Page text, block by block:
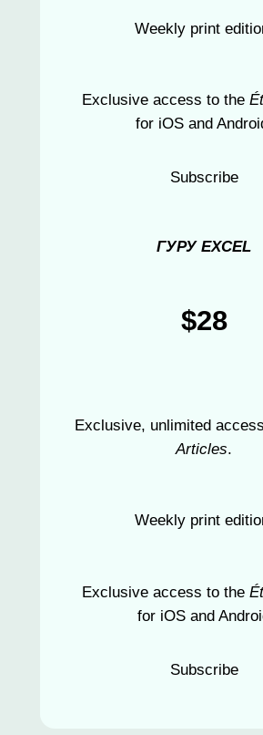
Weekly print
Exclusive access to the
for iOS and
Subscribe
ГУРУ EXCEL
$28
Exclusive, unlimited
Articles.
Weekly print
Exclusive access to the
for iOS and
Subscribe